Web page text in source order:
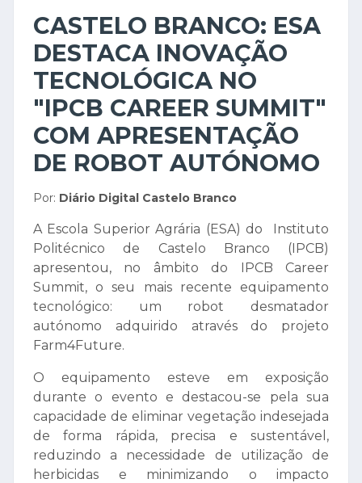
CASTELO BRANCO: ESA
DESTACA INOVAÇÃO
TECNOLÓGICA NO
"IPCB CAREER SUMMIT"
COM APRESENTAÇÃO
DE ROBOT AUTÓNOMO
Por: Diário Digital Castelo Branco
A Escola Superior Agrária (ESA) do Instituto
Politécnico de Castelo Branco (IPCB)
apresentou, no âmbito do IPCB Career
Summit, o seu mais recente equipamento
tecnológico: um robot desmatador
autónomo adquirido através do projeto
Farm4Future.
O equipamento esteve em exposição
durante o evento e destacou-se pela sua
capacidade de eliminar vegetação indesejada
de forma rápida, precisa e sustentável,
reduzindo a necessidade de utilização de
herbicidas e minimizando o impacto